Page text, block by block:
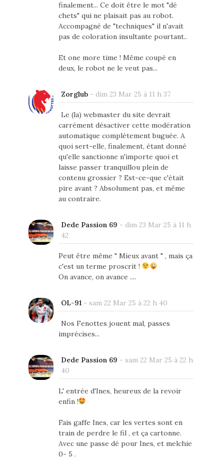
finalement... Ce doit être le mot "dé
chets" qui ne plaisait pas au robot.
Accompagné de "techniques" il n'avait
pas de coloration insultante pourtant..
Et one more time ! Même coupé en
deux, le robot ne le veut pas...
Zorglub- dim 23 Mar 25 à 11 h 37
Le (la) webmaster du site devrait
carrément désactiver cette modération
automatique complètement buguée. A
quoi sert-elle, finalement, étant donné
qu'elle sanctionne n'importe quoi et
laisse passer tranquillou plein de
contenu grossier ? Est-ce-que c'était
pire avant ? Absolument pas, et même
au contraire.
Dede Passion 69 - dim 23 Mar 25 à 11 h
42
Peut être même " Mieux avant " , mais ça
c'est un terme proscrit !
On avance, on avance ....
OL-91- sam 22 Mar 25 à 22 h 40
Nos Fenottes jouent mal, passes
imprécises...
Dede Passion 69 - sam 22 Mar 25 à 22 h
40
L' entrée d'Ines, heureux de la revoir
enfin !
Fais gaffe Ines, car les vertes sont en
train de perdre le fil , et ça cartonne.
Avec une passe dé pour Ines, et melchie
0- 5 .